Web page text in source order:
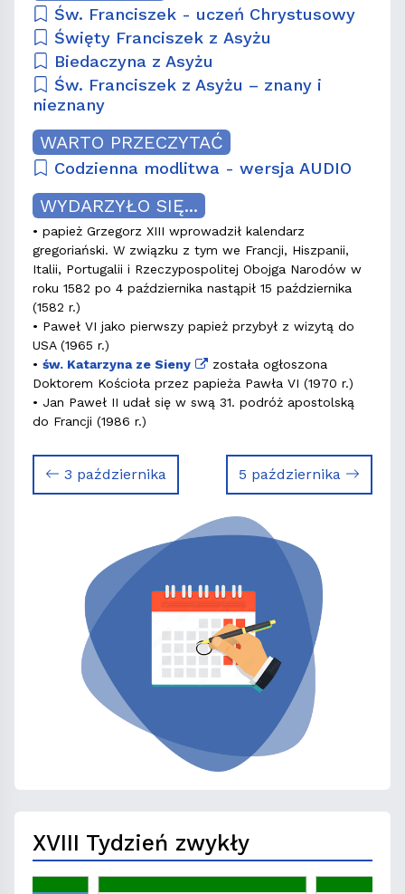
Św. Franciszek - uczeń Chrystusowy
Święty Franciszek z Asyżu
Biedaczyna z Asyżu
Św. Franciszek z Asyżu – znany i
nieznany
WARTO PRZECZYTAĆ
Codzienna modlitwa - wersja AUDIO
WYDARZYŁO SIĘ...
• papież Grzegorz XIII wprowadził kalendarz
gregoriański. W związku z tym we Francji, Hiszpanii,
Italii, Portugalii i Rzeczypospolitej Obojga Narodów w
roku 1582 po 4 października nastąpił 15 października
(1582 r.)
• Paweł VI jako pierwszy papież przybył z wizytą do
USA (1965 r.)
• św. Katarzyna ze Sieny
została ogłoszona
Doktorem Kościoła przez papieża Pawła VI (1970 r.)
• Jan Paweł II udał się w swą 31. podróż apostolską
do Francji (1986 r.)
3 października 5 października
XVIII Tydzień zwykły